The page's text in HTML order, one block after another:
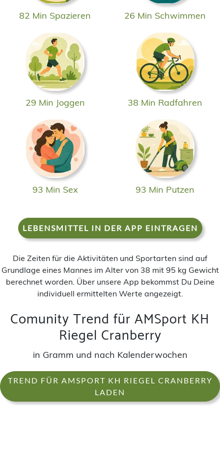
82 Min Spazieren 26 Min Schwimmen
29 Min Joggen 38 Min Radfahren
93 Min Sex 93 Min Putzen
LEBENSMITTEL IN DER APP EINTRAGEN
Die Zeiten für die Aktivitäten und Sportarten sind auf
Grundlage eines Mannes im Alter von 38 mit 95 kg Gewicht
berechnet worden. Über unsere App bekommst Du Deine
individuell ermittelten Werte angezeigt.
Comunity Trend für AMSport KH
Riegel Cranberry
in Gramm und nach Kalenderwochen
TREND FÜR AMSPORT KH RIEGEL CRANBERRY
LADEN